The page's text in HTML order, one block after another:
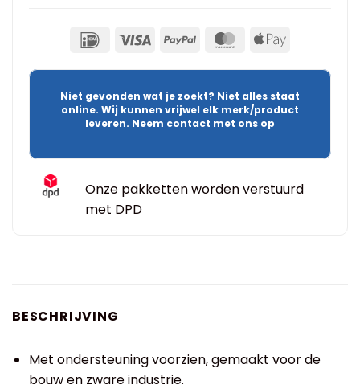
Niet gevonden wat je zoekt? Niet alles staat
online. Wij kunnen vrijwel elk merk/product
leveren. Neem contact met ons op
Onze pakketten worden verstuurd
met DPD
BESCHRIJVING
Met ondersteuning voorzien, gemaakt voor de
bouw en zware industrie.